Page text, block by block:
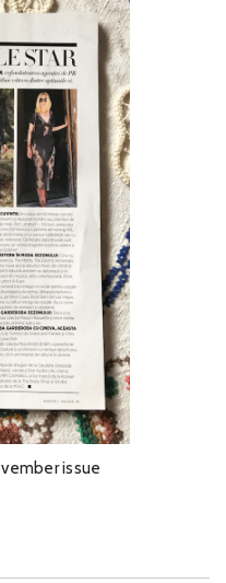
issue